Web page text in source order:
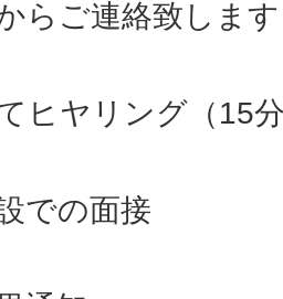
らご連絡致します
ヒヤリング（15
での面接